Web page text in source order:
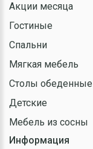
Акции месяца
Гостиные
Спальни
Мягкая мебель
Столы обеденные
Детские
Мебель из сосны
Информация